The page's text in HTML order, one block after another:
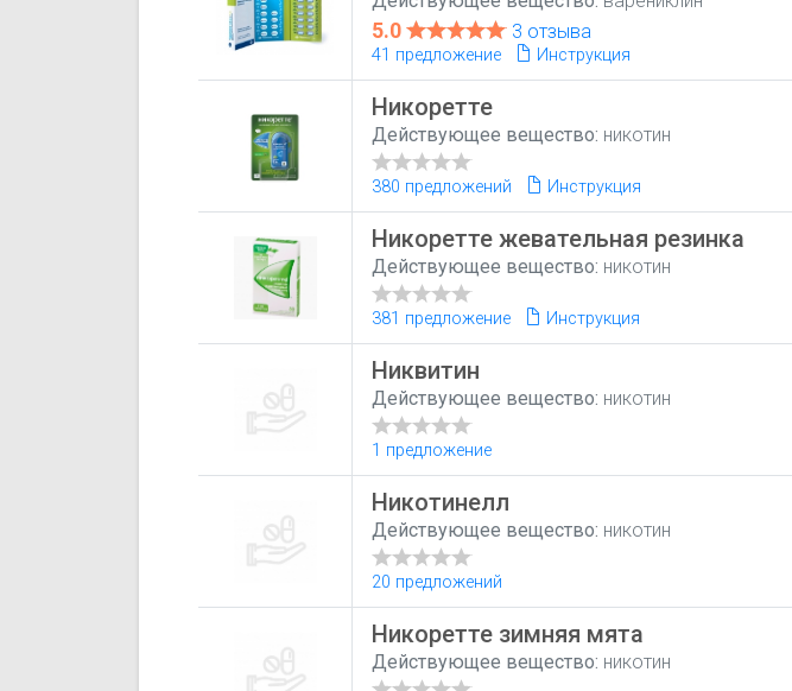
5.0 3 отзыва
41 предложение Инструкция
Никоретте
Действующее вещество: никотин
380 предложений Инструкция
Никоретте жевательная резинка
Действующее вещество: никотин
381 предложение Инструкция
Никвитин
Действующее вещество: никотин
1 предложение
Никотинелл
Действующее вещество: никотин
20 предложений
Никоретте зимняя мята
Действующее вещество: никотин